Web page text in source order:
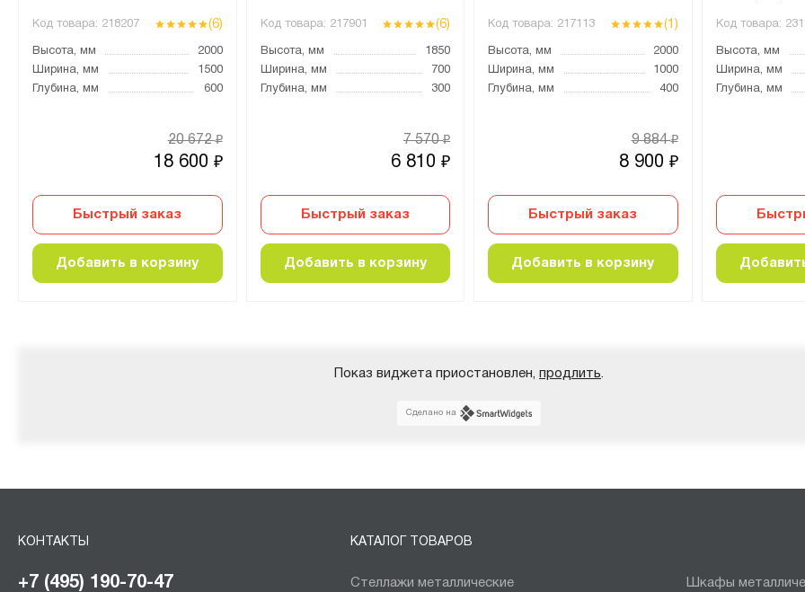
Код товара: 218207 (6)
Высота, мм
2000
Ширина, мм
1500
Глубина, мм
600
18 600 ₽
20 672₽
Быстрый заказ
Добавить в корзину
Код товара: 217901 (6)
Высота, мм
1850
Ширина, мм
700
Глубина, мм
300
6 810 ₽
7 570₽
Быстрый заказ
Добавить в корзину
Код товара: 217113 (1)
Высота, мм
2000
Ширина, мм
1000
Глубина, мм
400
8 900 ₽
9 884₽
Быстрый заказ
Добавить в корзину
Код товара:
Высота, мм
Ширина, мм
Глубина, мм
Показ виджета приостановлен, продлить
Сделано на
КОНТАКТЫ
+7 (495) 190-70-47
КАТАЛОГ ТОВАРОВ
Стеллажи металлические Шкафы